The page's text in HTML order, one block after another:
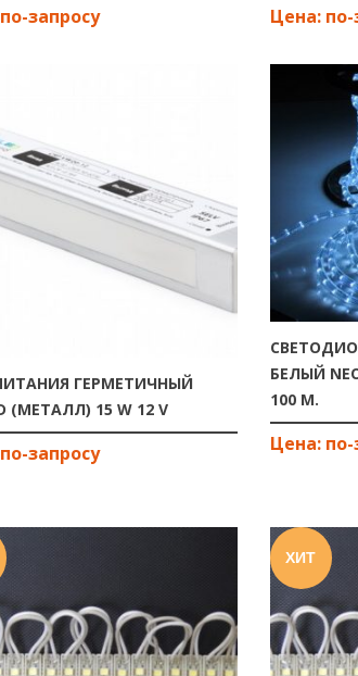
ГЕРМЕТИЧНЫЙ
(МЕТАЛЛ) 15 W 12 V
БЕЛЫЙ
100 М.
ХИТ